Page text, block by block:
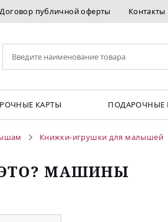
Договор публичной оферты Контакты
КАРТЫ ПОДАРОЧНЫЕ
Книжки-игрушки для малышей
МАШИНЫ